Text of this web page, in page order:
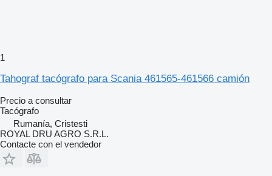
1
Tahograf tacógrafo para Scania 461565-461566 camión
Precio a consultar
Tacógrafo
Rumanía, Cristesti
ROYAL DRU AGRO S.R.L.
Contacte con el vendedor